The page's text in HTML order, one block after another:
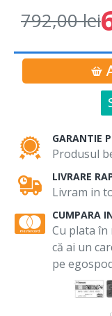
792,00 lei
GARANTIE
Produsul
LIVRARE
Livram in
CUMPARA
Cu plata în
că ai un
pe